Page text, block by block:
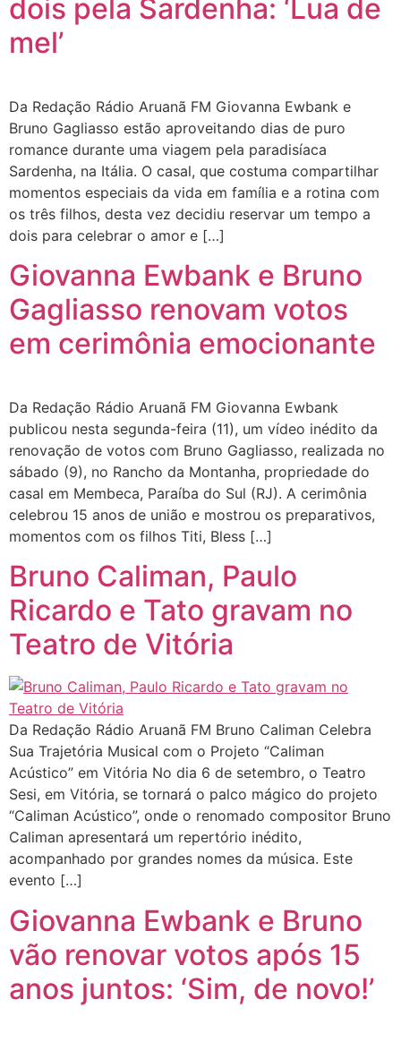
dois pela Sardenha: ‘Lua de
mel’
Da Redação Rádio Aruanã FM Giovanna Ewbank e
Bruno Gagliasso estão aproveitando dias de puro
romance durante uma viagem pela paradisíaca
Sardenha, na Itália. O casal, que costuma compartilhar
momentos especiais da vida em família e a rotina com
os três filhos, desta vez decidiu reservar um tempo a
dois para celebrar o amor e […]
Giovanna Ewbank e Bruno
Gagliasso renovam votos
em cerimônia emocionante
Da Redação Rádio Aruanã FM Giovanna Ewbank
publicou nesta segunda-feira (11), um vídeo inédito da
renovação de votos com Bruno Gagliasso, realizada no
sábado (9), no Rancho da Montanha, propriedade do
casal em Membeca, Paraíba do Sul (RJ). A cerimônia
celebrou 15 anos de união e mostrou os preparativos,
momentos com os filhos Titi, Bless […]
Bruno Caliman, Paulo
Ricardo e Tato gravam no
Teatro de Vitória
Da Redação Rádio Aruanã FM Bruno Caliman Celebra
Sua Trajetória Musical com o Projeto “Caliman
Acústico” em Vitória No dia 6 de setembro, o Teatro
Sesi, em Vitória, se tornará o palco mágico do projeto
“Caliman Acústico”, onde o renomado compositor Bruno
Caliman apresentará um repertório inédito,
acompanhado por grandes nomes da música. Este
evento […]
Giovanna Ewbank e Bruno
vão renovar votos após 15
anos juntos: ‘Sim, de novo!’